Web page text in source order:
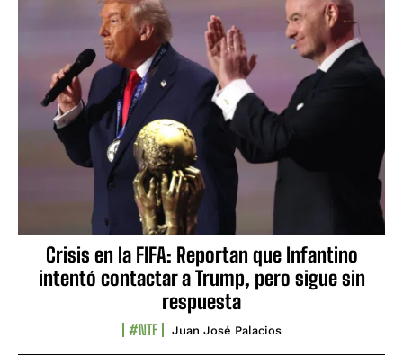
Crisis en la FIFA: Reportan que Infantino
intentó contactar a Trump, pero sigue sin
respuesta
#NTF Juan José Palacios